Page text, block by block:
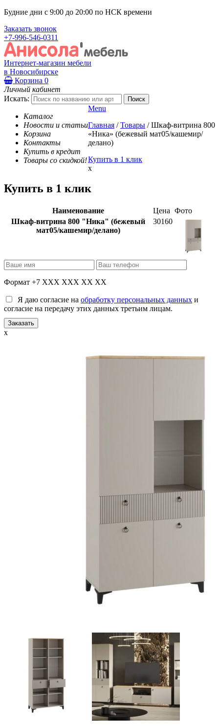
Будние дни с 9:00 до 20:00 по НСК времени
Заказать звонок
+7-996-546-0311
Интернет-магазин мебели
в Новосибирске
Корзина 0
Личный кабинет
Искать:
Каталог
Новости и статьи
Корзина
Контакты
Купить в кредит
Товары со скидкой!
Menu
Главная / Товары / Шкаф-витрина 800
«Ника» (бежевый мат05/кашемир/
делано)
Купить в 1 клик
x
Купить в 1 клик
Наименование Цена Фото
Шкаф-витрина 800 "Ника" (бежевый
мат05/кашемир/делано)
30160
Формат +7 XXX XXX XX XX
Я даю согласие на обработку персональных данных и
согласие на передачу этих данных третьим лицам.
x